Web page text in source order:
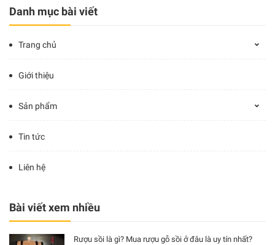
Danh mục bài viết
Trang chủ
Giới thiệu
Sản phẩm
Tin tức
Liên hệ
Bài viết xem nhiều
Rượu sồi là gì? Mua rượu gỗ sồi ở đâu là uy tín nhất?